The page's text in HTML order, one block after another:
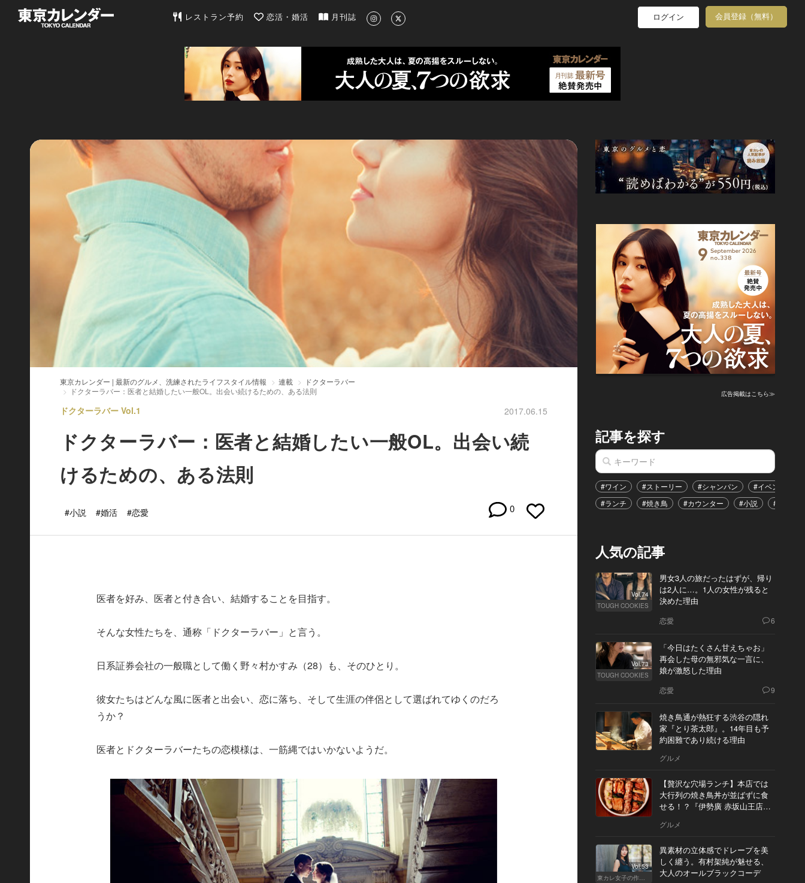
東京カレンダー | 最新のグルメ、洗練されたライフスタイル情報
レストラン予約 恋活・婚活 月刊誌 ログイン 会員登録（無料）
東京カレンダー | 最新のグルメ、洗練されたライフスタイル情報 連載
ドクターラバー
ドクターラバー：医者と結婚したい一般OL。出会い続けるための、ある法則
ドクターラバー Vol.1 2017.06.15
ドクターラバー：医者と結婚したい一般OL。出会い続
けるための、ある法則
#小説 #婚活 #恋愛 0
医者を好み、医者と付き合い、結婚することを目指す。
そんな女性たちを、通称「ドクターラバー」と言う。
日系証券会社の一般職として働く野々村かすみ（28）も、そのひとり。
彼女たちはどんな風に医者と出会い、恋に落ち、そして生涯の伴侶として選ばれてゆくのだろ
うか？
医者とドクターラバーたちの恋模様は、一筋縄ではいかないようだ。
広告掲載はこちら≫
記事を探す
#ワイン #ストーリー #シャンパン #イベント
#ランチ
#焼き鳥 #カウンター #小説 #恋愛
人気の記事
Vol.74
TOUGH COOKIES
男女3人の旅だったはずが、帰り
は2人に…。1人の女性が残ると
決めた理由
恋愛 6
Vol.73
TOUGH COOKIES
「今日はたくさん甘えちゃお」
再会した母の無邪気な一言に、
娘が激怒した理由
恋愛 9
焼き鳥通が熱狂する渋谷の隠れ
家『とり茶太郎』。14年目も予
約困難であり続ける理由
グルメ
【贅沢な穴場ランチ】本店では
大行列の焼き鳥丼が並ばずに食
せる！？『伊勢廣 赤坂山王店』
グルメ
Vol.53
東カレ女子の作り方
異素材の立体感でドレープを美
しく纏う。有村架純が魅せる、
大人のオールブラックコーデ